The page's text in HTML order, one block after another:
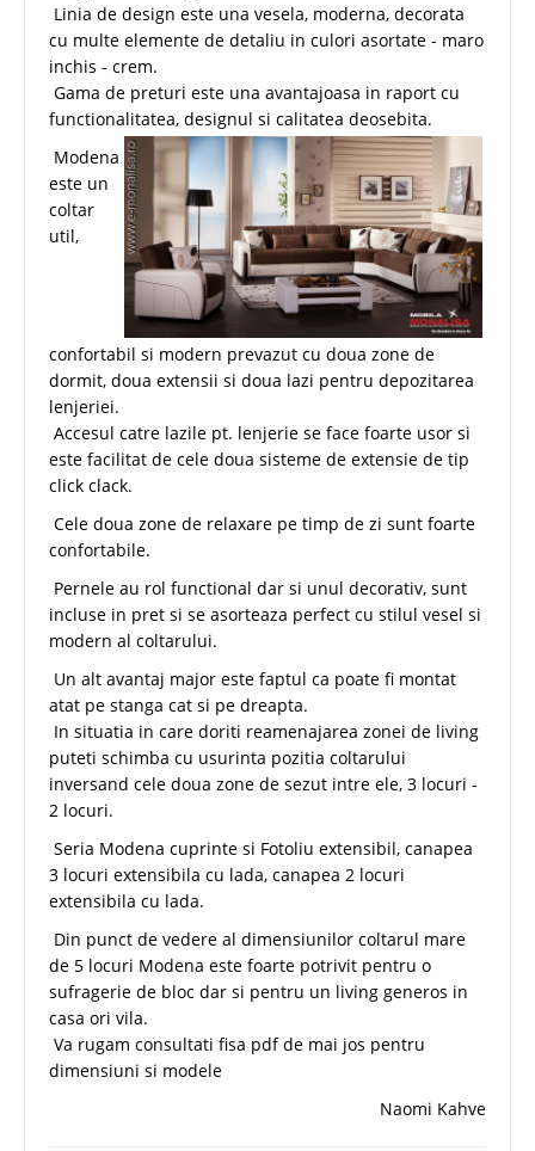
Linia de design este una vesela, moderna, decorata
cu multe elemente de detaliu in culori asortate - maro
inchis - crem.
Gama de preturi este una avantajoasa in raport cu
functionalitatea, designul si calitatea deosebita.
Modena
este un
coltar
util,
confortabil si modern prevazut cu doua zone de
dormit, doua extensii si doua lazi pentru depozitarea
lenjeriei.
Accesul catre lazile pt. lenjerie se face foarte usor si
este facilitat de cele doua sisteme de extensie de tip
click clack.
Cele doua zone de relaxare pe timp de zi sunt foarte
confortabile.
Pernele au rol functional dar si unul decorativ, sunt
incluse in pret si se asorteaza perfect cu stilul vesel si
modern al coltarului.
Un alt avantaj major este faptul ca poate fi montat
atat pe stanga cat si pe dreapta.
In situatia in care doriti reamenajarea zonei de living
puteti schimba cu usurinta pozitia coltarului
inversand cele doua zone de sezut intre ele, 3 locuri -
2 locuri.
Seria Modena cuprinte si Fotoliu extensibil, canapea
3 locuri extensibila cu lada, canapea 2 locuri
extensibila cu lada.
Din punct de vedere al dimensiunilor coltarul mare
de 5 locuri Modena este foarte potrivit pentru o
sufragerie de bloc dar si pentru un living generos in
casa ori vila.
Va rugam consultati fisa pdf de mai jos pentru
dimensiuni si modele
Naomi Kahve